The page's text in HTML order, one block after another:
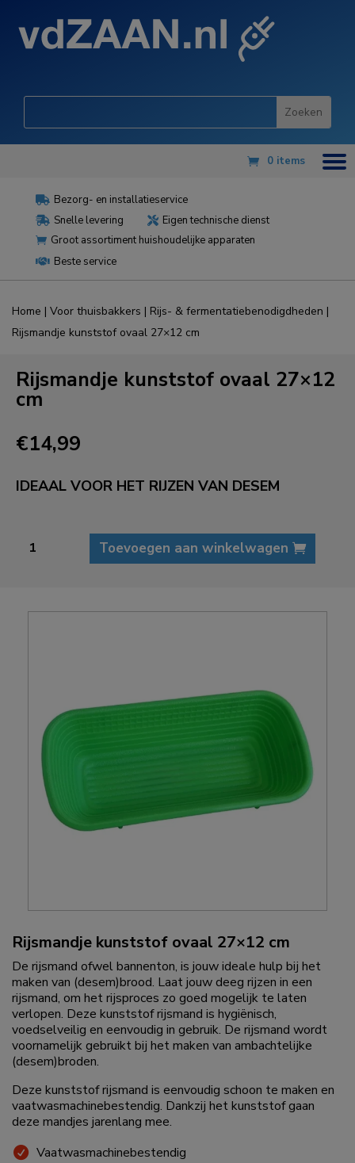
0 items
 Bezorg- en installatieservice
 Snelle levering  Eigen technische dienst
 Groot assortiment huishoudelijke apparaten
 Beste service
Home | Voor thuisbakkers | Rijs- & fermentatiebenodigdheden |
Rijsmandje kunststof ovaal 27×12 cm
Rijsmandje kunststof ovaal 27×12 cm
De rijsmand ofwel bannenton, is jouw ideale hulp bij het
maken van (desem)brood. Laat jouw deeg rijzen in een
rijsmand, om het rijsproces zo goed mogelijk te laten
verlopen. Deze kunststof rijsmand is hygiënisch,
voedselveilig en eenvoudig in gebruik. De rijsmand wordt
voornamelijk gebruikt bij het maken van ambachtelijke
(desem)broden.
Deze kunststof rijsmand is eenvoudig schoon te maken en
vaatwasmachinebestendig. Dankzij het kunststof gaan
deze mandjes jarenlang mee.
Vaatwasmachinebestendig
Rijsmandje kunststof ovaal 27×12
cm
€14,99
IDEAAL VOOR HET RIJZEN VAN DESEM
kunststof
Toevoegen aan winkelwagen